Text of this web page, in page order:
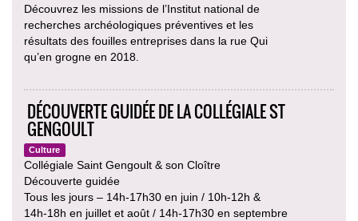
Découvrez les missions de l’Institut national de
recherches archéologiques préventives et les
résultats des fouilles entreprises dans la rue Qui
qu’en grogne en 2018.
DÉCOUVERTE GUIDÉE DE LA COLLÉGIALE ST
GENGOULT
Culture
Collégiale Saint Gengoult & son Cloître
Découverte guidée
Tous les jours – 14h-17h30 en juin / 10h-12h &
14h-18h en juillet et août / 14h-17h30 en septembre